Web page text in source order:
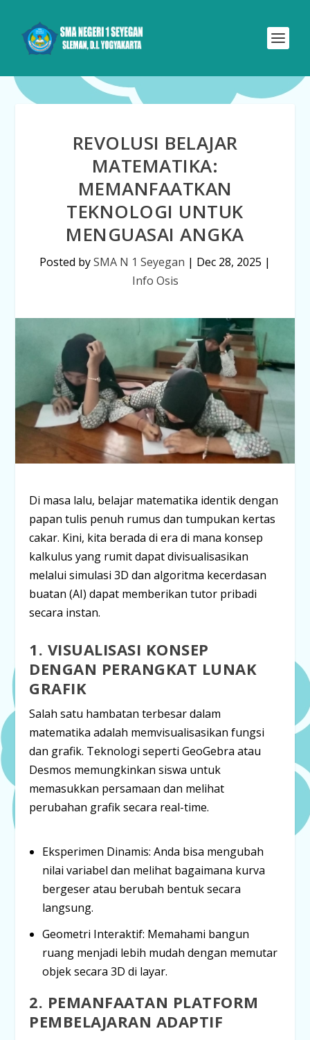
REVOLUSI BELAJAR
MATEMATIKA:
MEMANFAATKAN
TEKNOLOGI UNTUK
MENGUASAI ANGKA
Posted bySMA N 1 Seyegan | Dec 28, 2025 |
Info Osis
Di masa lalu, belajar matematika identik dengan
papan tulis penuh rumus dan tumpukan kertas
cakar. Kini, kita berada di era di mana konsep
kalkulus yang rumit dapat divisualisasikan
melalui simulasi 3D dan algoritma kecerdasan
buatan (AI) dapat memberikan tutor pribadi
secara instan.
1. VISUALISASI KONSEP
DENGAN PERANGKAT LUNAK
GRAFIK
Salah satu hambatan terbesar dalam
matematika adalah memvisualisasikan fungsi
dan grafik. Teknologi sepertiGeoGebra atau
Desmos memungkinkan siswa untuk
memasukkan persamaan dan melihat
perubahan grafik secara real-time.
Eksperimen Dinamis: Anda bisa mengubah
nilai variabel dan melihat bagaimana kurva
bergeser atau berubah bentuk secara
langsung.
Geometri Interaktif: Memahami bangun
ruang menjadi lebih mudah dengan memutar
objek secara 3D di layar.
2. PEMANFAATAN PLATFORM
PEMBELAJARAN ADAPTIF